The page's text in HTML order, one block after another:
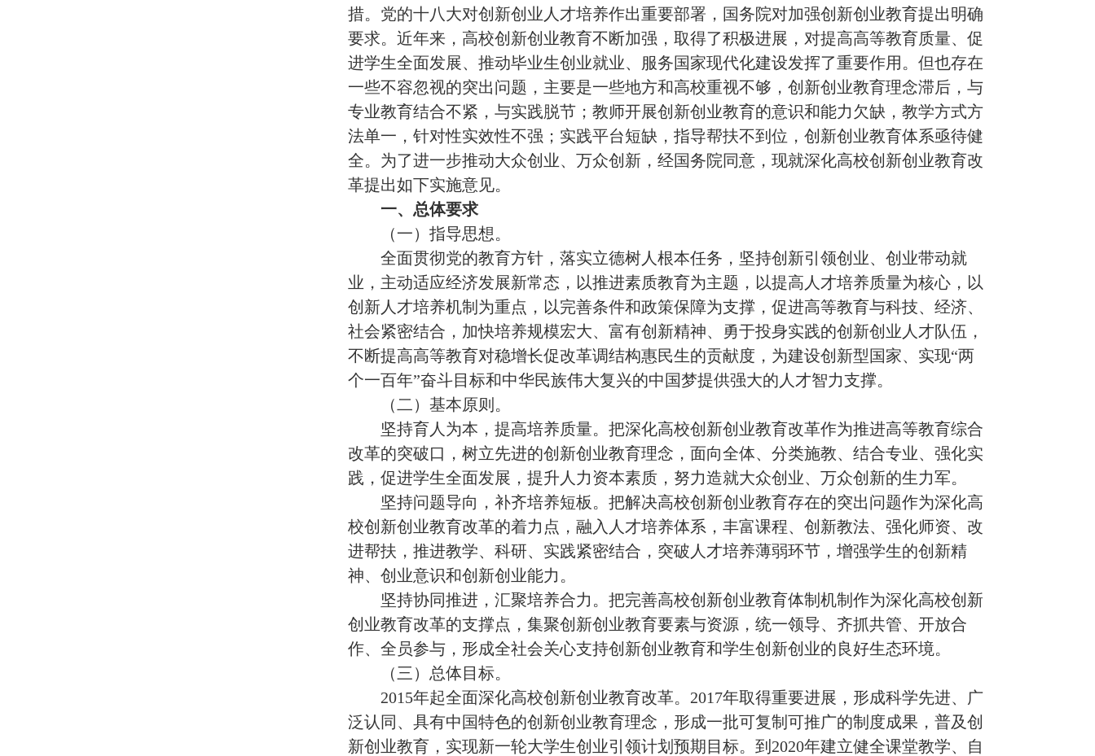
措。党的十八大对创新创业人才培养作出重要部署，国务院对加强创新创业教育提出明确
要求。近年来，高校创新创业教育不断加强，取得了积极进展，对提高高等教育质量、促
进学生全面发展、推动毕业生创业就业、服务国家现代化建设发挥了重要作用。但也存在
一些不容忽视的突出问题，主要是一些地方和高校重视不够，创新创业教育理念滞后，与
专业教育结合不紧，与实践脱节；教师开展创新创业教育的意识和能力欠缺，教学方式方
法单一，针对性实效性不强；实践平台短缺，指导帮扶不到位，创新创业教育体系亟待健
全。为了进一步推动大众创业、万众创新，经国务院同意，现就深化高校创新创业教育改
革提出如下实施意见。
一、总体要求
（一）指导思想。
全面贯彻党的教育方针，落实立德树人根本任务，坚持创新引领创业、创业带动就
业，主动适应经济发展新常态，以推进素质教育为主题，以提高人才培养质量为核心，以
创新人才培养机制为重点，以完善条件和政策保障为支撑，促进高等教育与科技、经济、
社会紧密结合，加快培养规模宏大、富有创新精神、勇于投身实践的创新创业人才队伍，
不断提高高等教育对稳增长促改革调结构惠民生的贡献度，为建设创新型国家、实现“两
个一百年”奋斗目标和中华民族伟大复兴的中国梦提供强大的人才智力支撑。
（二）基本原则。
坚持育人为本，提高培养质量。 把深化高校创新创业教育改革作为推进高等教育综合
改革的突破口，树立先进的创新创业教育理念，面向全体、分类施教、结合专业、强化实
践，促进学生全面发展，提升人力资本素质，努力造就大众创业、万众创新的生力军。
坚持问题导向，补齐培养短板。 把解决高校创新创业教育存在的突出问题作为深化高
校创新创业教育改革的着力点，融入人才培养体系，丰富课程、创新教法、强化师资、改
进帮扶，推进教学、科研、实践紧密结合，突破人才培养薄弱环节，增强学生的创新精
神、创业意识和创新创业能力。
坚持协同推进，汇聚培养合力。 把完善高校创新创业教育体制机制作为深化高校创新
创业教育改革的支撑点，集聚创新创业教育要素与资源，统一领导、齐抓共管、开放合
作、全员参与，形成全社会关心支持创新创业教育和学生创新创业的良好生态环境。
（三）总体目标。
2015年起全面深化高校创新创业教育改革。 2017年取得重要进展，形成科学先进、广
泛认同、具有中国特色的创新创业教育理念，形成一批可复制可推广的制度成果，普及创
新创业教育，实现新一轮大学生创业引领计划预期目标。到 2020年建立健全课堂教学、自